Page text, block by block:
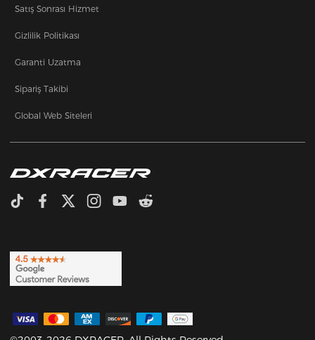
Satış Sonrası Hizmet
Gizlilik Politikası
Garanti Uzatma
Sipariş Takibi
Global Web Siteleri